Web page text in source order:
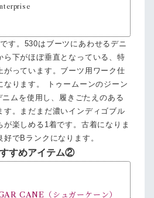
す。530はブーツにあわせるデニ
ら下がほぼ垂直となっている、特
がっています。ブーツ用ワーク仕
なります。 トゥームーンのジーン
ムを使用し、履きごたえのある
す。まだまだ濃いインディゴブル
が楽しめる1着です。古着になりま
でBランクになります。
すめアイテム②
CANE（シュガーケーン）